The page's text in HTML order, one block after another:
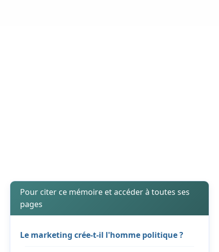
Pour citer ce mémoire et accéder à toutes ses
pages
Le marketing crée-t-il l'homme politique ?